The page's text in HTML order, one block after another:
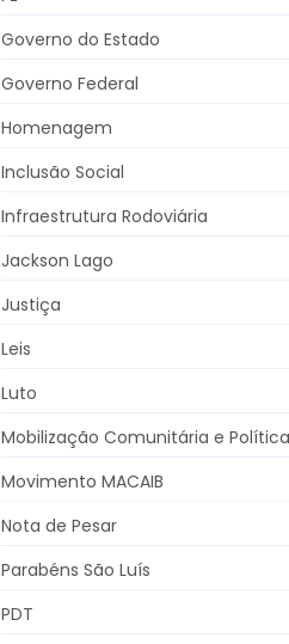
Governo do Estado
Governo Federal
Homenagem
Inclusão Social
Infraestrutura Rodoviária
Jackson Lago
Justiça
Leis
Luto
Mobilização Comunitária e
Movimento MACAIB
Nota de Pesar
Parabéns São Luís
PDT